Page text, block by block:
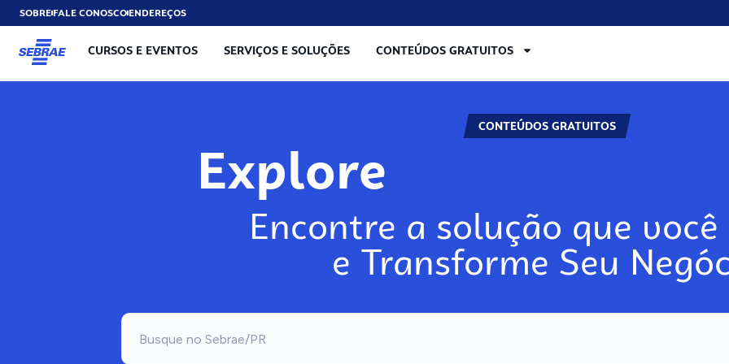
SOBREFALE CONOSCOENDEREÇOS
CURSOS E EVENTOS SERVIÇOS E SOLUÇÕES CONTEÚDOS GRATUITOS
CONTEÚDOS GRATUITOS
Explore
Encontre a solução que você
e Transforme Seu